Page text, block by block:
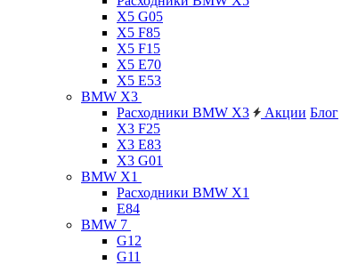
X5 G05
X5 F85
X5 F15
X5 E70
X5 E53
BMW X3
Расходники BMW X3
X3 F25
X3 E83
X3 G01
BMW X1
Расходники BMW X1
E84
BMW 7
G12
G11
Акции Блог